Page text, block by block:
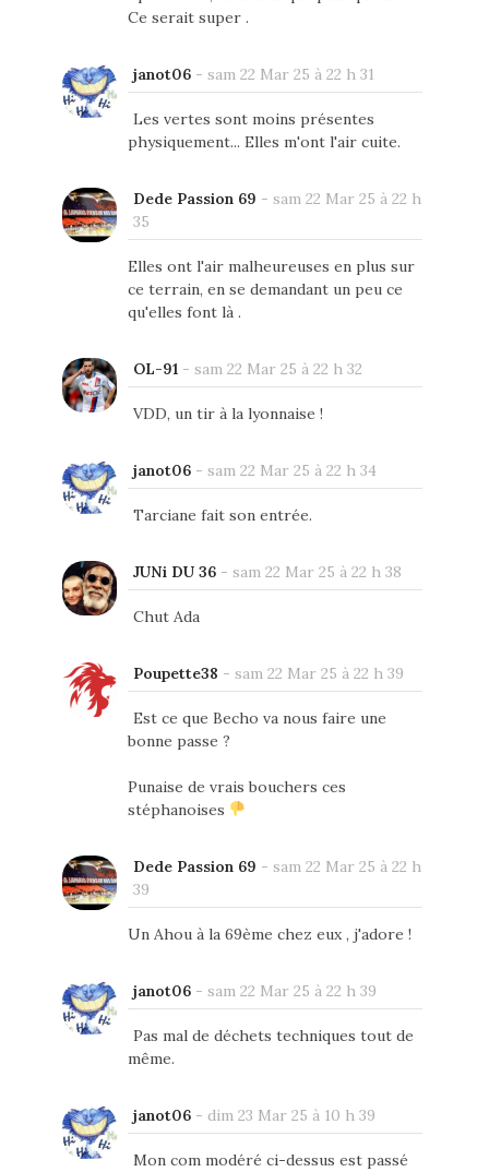
Ce serait super .
janot06- sam 22 Mar 25 à 22 h 31
Les vertes sont moins présentes
physiquement... Elles m'ont l'air cuite.
Dede Passion 69 - sam 22 Mar 25 à 22 h
35
Elles ont l'air malheureuses en plus sur
ce terrain, en se demandant un peu ce
qu'elles font là .
OL-91- sam 22 Mar 25 à 22 h 32
VDD, un tir à la lyonnaise !
janot06- sam 22 Mar 25 à 22 h 34
Tarciane fait son entrée.
JUNi DU 36- sam 22 Mar 25 à 22 h 38
Chut Ada
Poupette38 - sam 22 Mar 25 à 22 h 39
Est ce que Becho va nous faire une
bonne passe ?
Punaise de vrais bouchers ces
stéphanoises
Dede Passion 69 - sam 22 Mar 25 à 22 h
39
Un Ahou à la 69ème chez eux , j'adore !
janot06- sam 22 Mar 25 à 22 h 39
Pas mal de déchets techniques tout de
même.
janot06- dim 23 Mar 25 à 10 h 39
Mon com modéré ci-dessus est passé